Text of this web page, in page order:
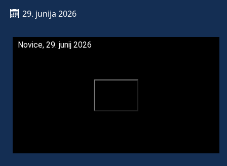
29. junija 2026
Novice, 29. junij 2026